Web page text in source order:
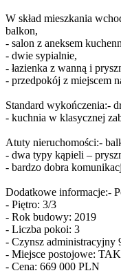
W skład mieszkania
balkon,
- salon z aneksem
- dwie sypialnie,
- łazienka z wanną i
- przedpokój z miejscem
Standard wykończenia:-
- kuchnia w klasycznej
Atuty nieruchomości:-
- dwa typy kąpieli –
- bardzo dobra
Dodatkowe informacje:-
- Piętro: 3/3
- Rok budowy: 2019
- Liczba pokoi: 3
- Czynsz administracyjny
- Miejsce postojowe:
- Cena: 669 000 PLN